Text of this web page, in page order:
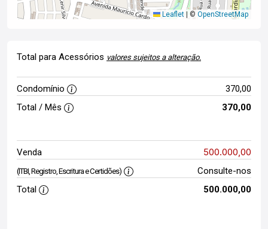
Leaflet © OpenStreetMap
Total para Acessórios valores sujeitos a alteração.
Condomínio
370,00
Total / Mês
370,00
Venda 500.000,00
(ITBI, Registro, Escritura e Certidões)
Consulte-nos
Total
500.000,00